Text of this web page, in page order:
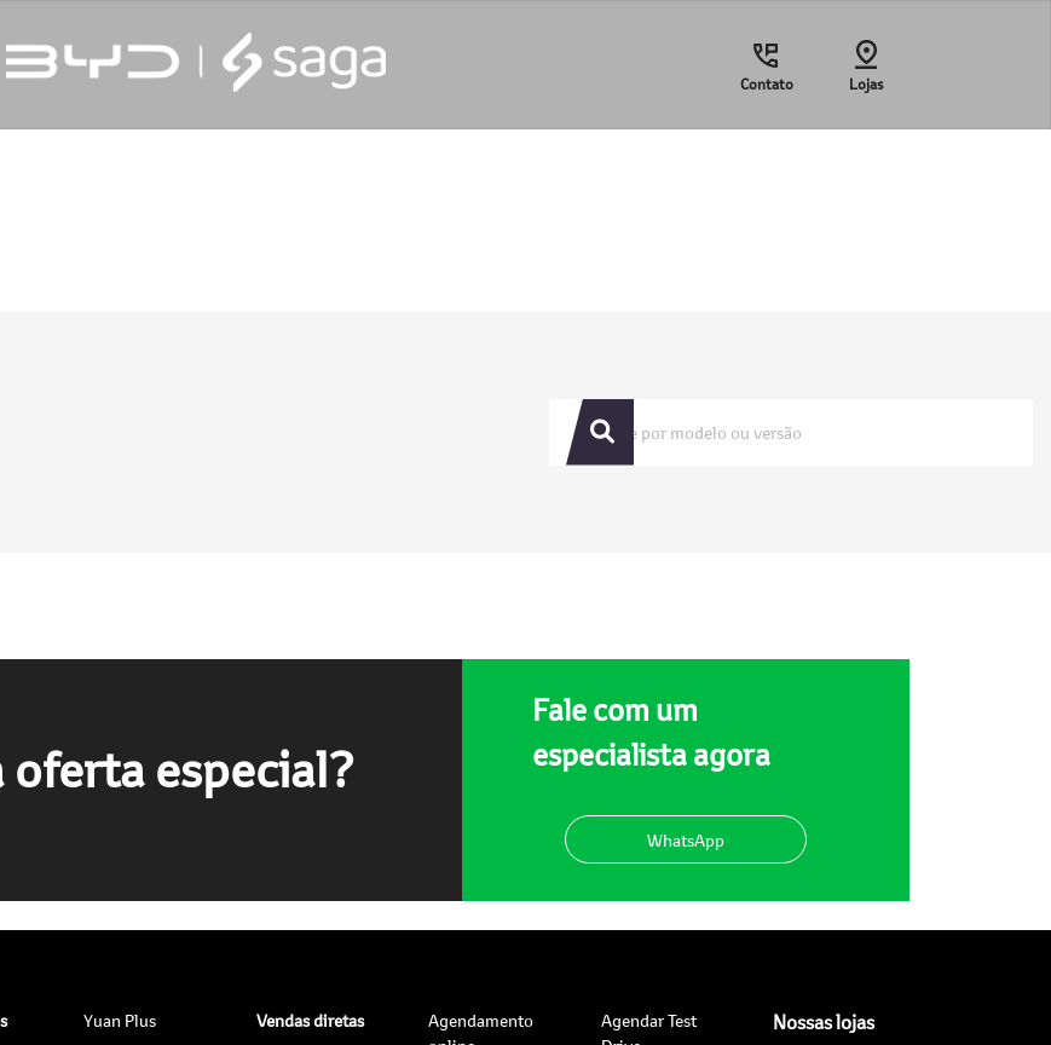
Contato Lojas
oferta especial?
Fale com um
especialista agora
WhatsApp
Yuan Plus
Vendas diretas
Agendamento
Agendar Test
Nossas lojas